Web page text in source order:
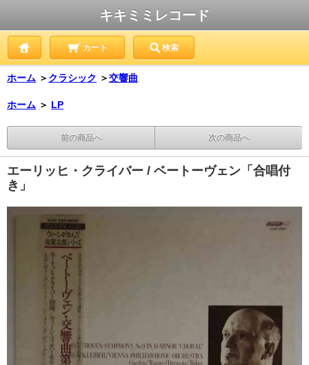
キキミミレコード
カート 検索
ホーム ＞ クラシック ＞交響曲
ホーム ＞ LP
前の商品へ 次の商品へ
エーリッヒ・クライバー / ベートーヴェン「合唱付
き」